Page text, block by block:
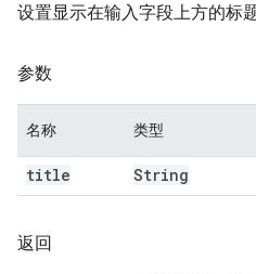
设置显示在输入字段上方的标题
参数
名称 类型
title String
返回